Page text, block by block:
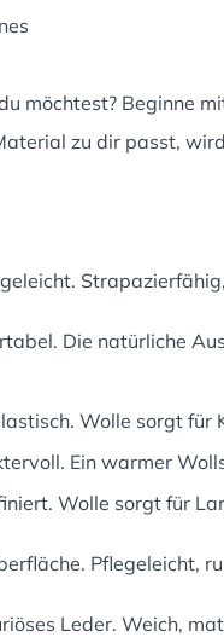
möchtest? Beginne
zu dir passt,
Die natürliche
Wolle sorgt
Ein warmer
Wolle sorgt für
Pflegeleicht,
Leder. Weich,